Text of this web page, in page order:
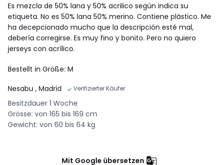
Es mezcla de 50% lana y 50% acrilico según indica su
etiqueta. No es 50% lana 50% merino. Contiene plástico. Me
ha decepcionado mucho que la descripción esté mal,
debería corregirse. Es muy fino y bonito. Pero no quiero
jerseys con acrílico.
Bestellt in Größe: M
Nesabu , Madrid Verifizierter Käufer
Besitzdauer 1 Woche
Grösse: von 165 bis 169 cm
Gewicht: von 60 bis 64 kg
Mit Google übersetzen